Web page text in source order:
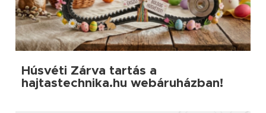
Húsvéti Zárva tartás a
hajtastechnika.hu webáruházban!